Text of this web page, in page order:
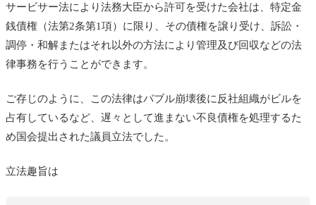
サービサー法により法務大臣から許可を受けた会社は、特定金
銭債権（法第2条第1項）に限り、その債権を譲り受け、訴訟・
調停・和解またはそれ以外の方法により管理及び回収などの法
律事務を行うことができます。
ご存じのように、この法律はバブル崩壊後に反社組織がビルを
占有しているなど、遅々として進まない不良債権を処理するた
め国会提出された議員立法でした。
立法趣旨は